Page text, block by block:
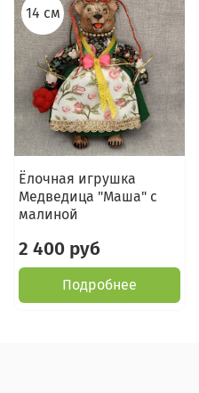
14 см
Ёлочная игрушка
Медведица "Маша" с
малиной
2 400 руб
Подробнее